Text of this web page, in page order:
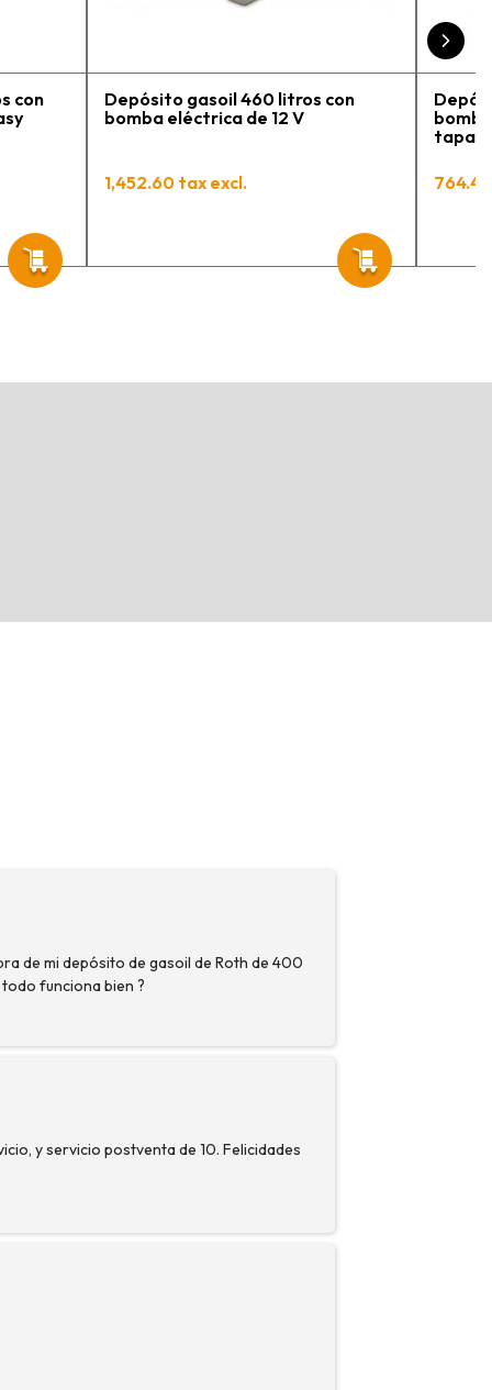
con
Depósito gasoil 460 litros con
bomba eléctrica de 12 V
1,452.60 tax excl.
tapa y
de mi depósito de gasoil de Roth de 400
funciona bien ?
y servicio postventa de 10. Felicidades